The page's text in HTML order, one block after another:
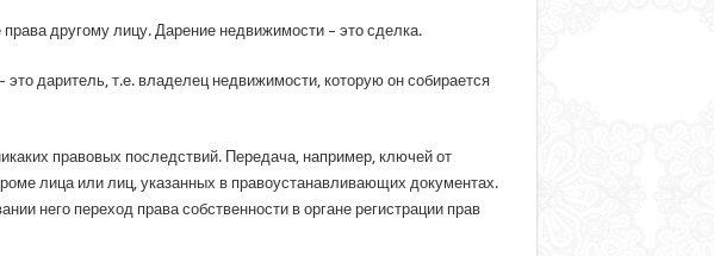
другому лицу. Дарение недвижимости – это сделка.
даритель, т.е. владелец недвижимости, которую он собирается
правовых последствий. Передача, например, ключей от
лица или лиц, указанных в правоустанавливающих документах.
него переход права собственности в органе регистрации прав